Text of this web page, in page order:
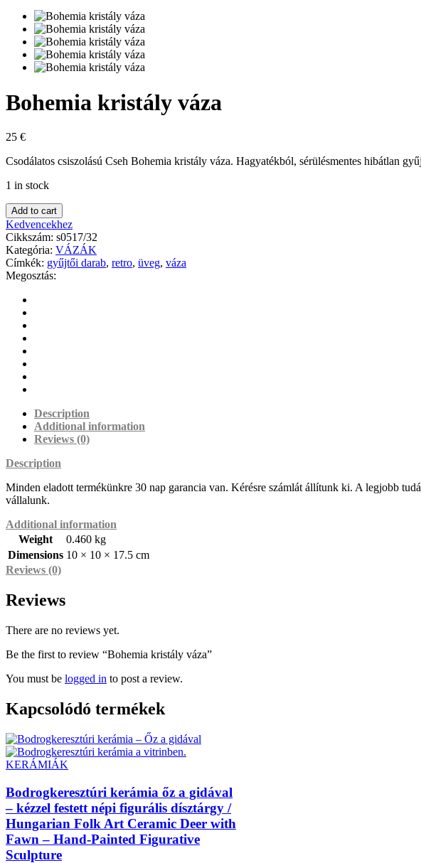
Bohemia kristály váza
25 €
Csodálatos csiszolású Cseh Bohemia kristály váza. Hagyatékból, sérülésmentes hibátlan
1 in stock
Add to cart
Kedvencekhez
Cikkszám: s0517/32
Kategória: VÁZÁK
Címkék: gyűjtői darab, retro, üveg, váza
Megosztás:
Description
Additional information
Reviews (0)
Description
Minden eladott termékünkre 30 nap garancia van. Kérésre számlát állítunk ki. A legjobb
vállalunk.
Additional information
Weight
0.460 kg
Dimensions 10 × 10 × 17.5 cm
Reviews (0)
Reviews
There are no reviews yet.
Be the first to review “Bohemia kristály váza”
You must be logged in to post a review.
Kapcsolódó termékek
KERÁMIÁK
Bodrogkeresztúri kerámia őz a gidával
– kézzel festett népi figurális dísztárgy /
Hungarian Folk Art Ceramic Deer with
Fawn – Hand-Painted Figurative
Sculpture